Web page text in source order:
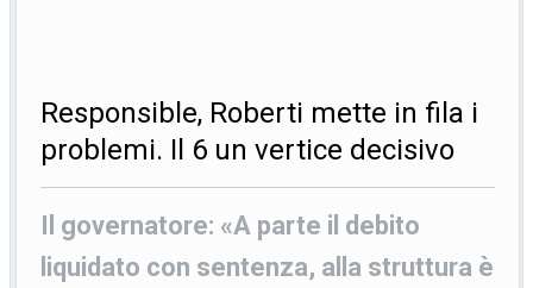
Responsible, Roberti mette in fila i
problemi. Il 6 un vertice decisivo
Il governatore: «A parte il debito
liquidato con sentenza, alla struttura è